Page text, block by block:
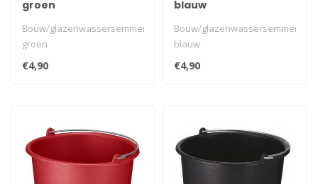
groen
Bouw/glazenwassersemmer
groen
€4,90
blauw
Bouw/glazenwassersemmer
blauw
€4,90